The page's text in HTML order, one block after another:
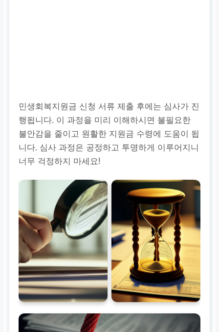
민생회복지원금 신청 서류 제출 후에는 심사가 진
행됩니다. 이 과정을 미리 이해하시면 불필요한
불안감을 줄이고 원활한 지원금 수령에 도움이 됩
니다. 심사 과정은 공정하고 투명하게 이루어지니
너무 걱정하지 마세요!